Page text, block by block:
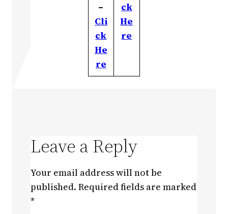
–
Cli
ck
He
re
ck
He
re
Leave a Reply
Your email address will not be
published. Required fields are marked
*